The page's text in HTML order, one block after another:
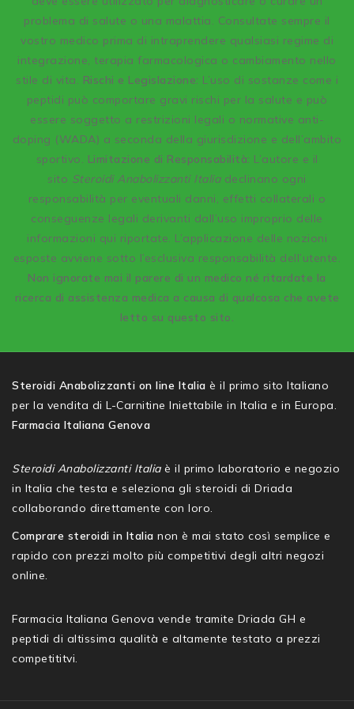
problema di salute o una malattia. Consultate sempre il
vostro medico prima di intraprendere qualsiasi regime di
integrazione, terapia farmacologica o cambiamento nello
stile di vita. Rischi e Legislazione: L’uso di sostanze come i
peptidi può comportare gravi rischi per la salute e può
essere soggetto a restrizioni legali o normative anti-
doping (WADA) a seconda della giurisdizione e dell’ambito
sportivo. Limitazione di Responsabilità: L’autore e il
sito Steroidi Anabolizzanti Italiadeclinano ogni
responsabilità per eventuali danni, effetti collaterali o
conseguenze legali derivanti dall’uso improprio delle
informazioni qui riportate. L’applicazione delle nozioni
esposte avviene sotto l’esclusiva responsabilità dell’utente.
Non ignorate mai il parere di un medico né ritardate la
ricerca di assistenza medica a causa di qualcosa che avete
letto su questo sito.
Steroidi Anabolizzanti on line Italia è il primo sito Italiano
per la vendita di L-Carnitine Iniettabile in Italia e in Europa.
Farmacia Italiana Genova
Steroidi Anabolizzanti Italiaè il primo laboratorio e negozio
in Italia che testa e seleziona gli steroidi di Driada
collaborando direttamente con loro.
Comprare steroidi in Italia non è mai stato così semplice e
rapido con prezzi molto più competitivi degli altri negozi
online.
Farmacia Italiana Genova vende tramite Driada GH e
peptidi di altissima qualità e altamente testato a prezzi
competititvi.